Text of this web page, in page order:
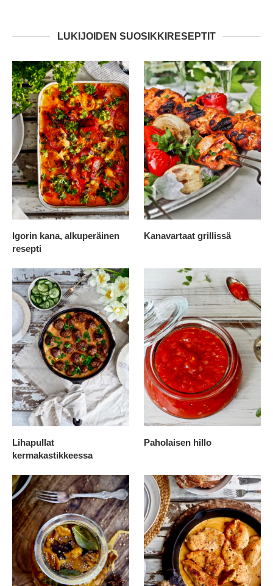
LUKIJOIDEN SUOSIKKIRESEPTIT
Igorin kana, alkuperäinen
resepti
Kanavartaat grillissä
Lihapullat
kermakastikkeessa
Paholaisen hillo